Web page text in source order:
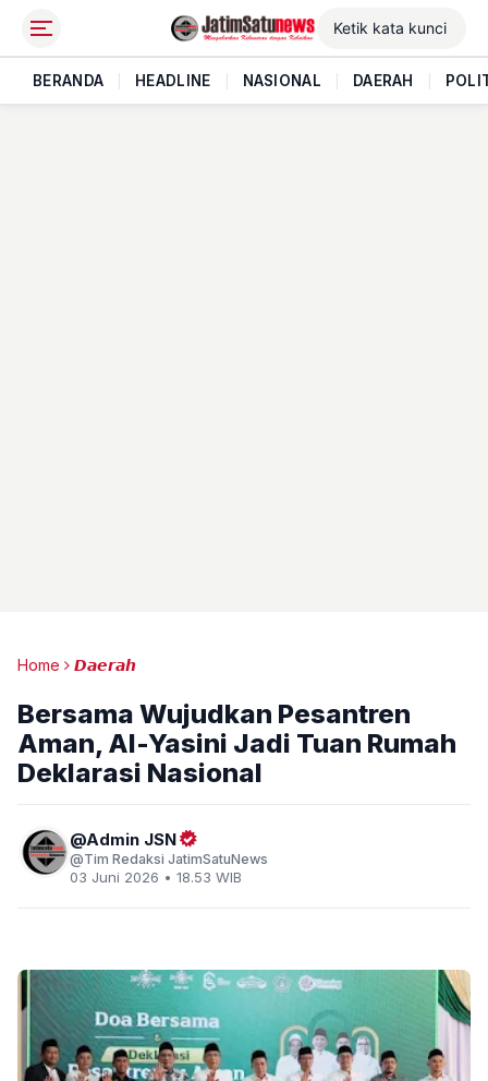
BERANDA HEADLINE NASIONAL DAERAH
Home 𝘿𝙖𝙚𝙧𝙖𝙝
Bersama Wujudkan Pesantren
Aman, Al-Yasini Jadi Tuan Rumah
Deklarasi Nasional
Admin JSN
Tim Redaksi JatimSatuNews
03 Juni 2026 • 18.53 WIB